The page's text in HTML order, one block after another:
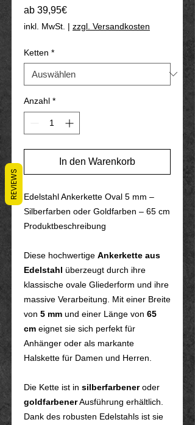
ab 39,95€Sale-
inkl. MwSt. | zzgl. Versandkosten
Ketten *
Anzahl *
In den Warenkorb
Edelstahl Ankerkette Oval 5 mm –
Silberfarben oder Goldfarben – 65 cm
Produktbeschreibung
Diese hochwertige Ankerkette aus
Edelstahl überzeugt durch ihre
klassische ovale Gliederform und ihre
massive Verarbeitung. Mit einer Breite
von 5 mm und einer Länge von 65
cm eignet sie sich perfekt für
Anhänger oder als markante
Halskette für Damen und Herren.
Die Kette ist in silberfarbeneroder
goldfarbenerAusführung erhältlich.
Dank des robusten Edelstahls ist sie
REVIEWS